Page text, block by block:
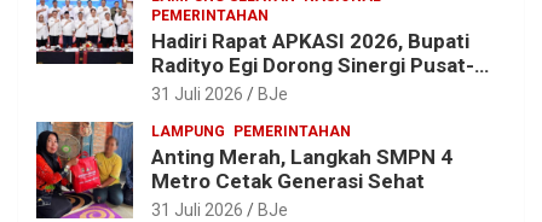
PEMERINTAHAN
Hadiri Rapat APKASI 2026, Bupati
Radityo Egi Dorong Sinergi Pusat-
Daerah untuk Percepat
31 Juli 2026 BJe
LAMPUNG PEMERINTAHAN
Anting Merah, Langkah SMPN 4
Metro Cetak Generasi Sehat
31 Juli 2026 BJe